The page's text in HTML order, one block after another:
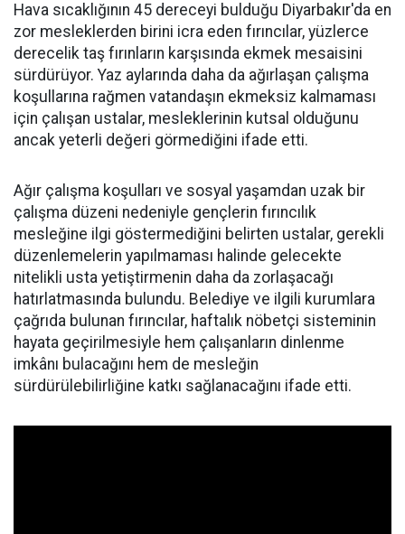
Hava sıcaklığının 45 dereceyi bulduğu Diyarbakır'da en
zor mesleklerden birini icra eden fırıncılar, yüzlerce
derecelik taş fırınların karşısında ekmek mesaisini
sürdürüyor. Yaz aylarında daha da ağırlaşan çalışma
koşullarına rağmen vatandaşın ekmeksiz kalmaması
için çalışan ustalar, mesleklerinin kutsal olduğunu
ancak yeterli değeri görmediğini ifade etti.
Ağır çalışma koşulları ve sosyal yaşamdan uzak bir
çalışma düzeni nedeniyle gençlerin fırıncılık
mesleğine ilgi göstermediğini belirten ustalar, gerekli
düzenlemelerin yapılmaması halinde gelecekte
nitelikli usta yetiştirmenin daha da zorlaşacağı
hatırlatmasında bulundu. Belediye ve ilgili kurumlara
çağrıda bulunan fırıncılar, haftalık nöbetçi sisteminin
hayata geçirilmesiyle hem çalışanların dinlenme
imkânı bulacağını hem de mesleğin
sürdürülebilirliğine katkı sağlanacağını ifade etti.